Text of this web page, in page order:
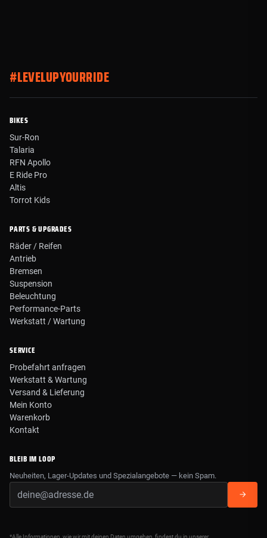
#LEVELUPYOURRIDE
BIKES
Sur-Ron
Talaria
RFN Apollo
E Ride Pro
Altis
Torrot Kids
PARTS & UPGRADES
Räder / Reifen
Antrieb
Bremsen
Suspension
Beleuchtung
Performance-Parts
Werkstatt / Wartung
SERVICE
Probefahrt anfragen
Werkstatt & Wartung
Versand & Lieferung
Mein Konto
Warenkorb
Kontakt
BLEIB IM LOOP
Neuheiten, Lager-Updates und Spezialangebote — kein Spam.
*Alle Informationen, wie wir mit deinen Daten umgehen, findest du in unserer